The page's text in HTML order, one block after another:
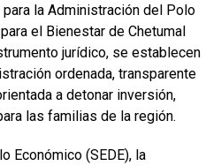
la obra en Playa del Carmen
90 días. El centro
trotapista, cancha techada
fútbol, además de espacios
y áreas de orientación
la Administración del Polo
el Bienestar de Chetumal
jurídico, se establecen
ordenada, transparente
a detonar inversión,
las familias de la región.
Económico (SEDE), la